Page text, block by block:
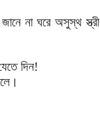
না ঘরে অসুস্থ স্ত্রী
দিন!